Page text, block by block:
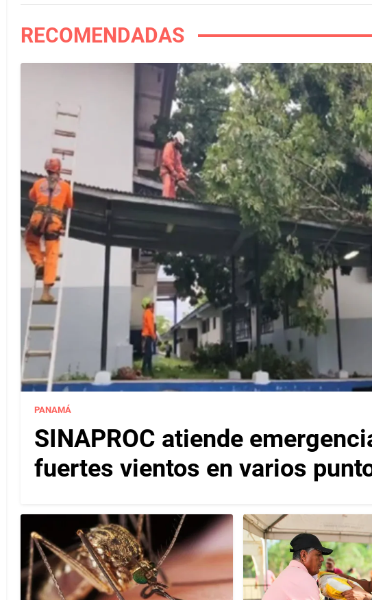
RECOMENDADAS
PANAMÁ
SINAPROC atiende
fuertes vientos en varios